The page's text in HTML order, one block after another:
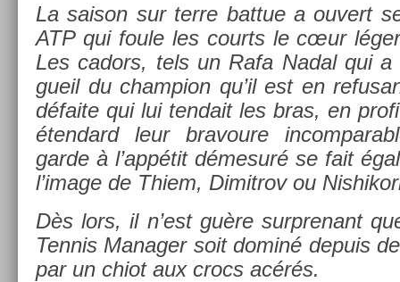
La saison sur terre bat­tue a ouvert
ATP qui foule les co­urts le cœur
Les cadors, tels un Rafa Nadal qui
gueil du champ­ion qu’il est en
défaite qui lui ten­dait les bras, en
éten­dard leur bravoure
garde à l’appétit démesuré se fait
l’image de Thiem, Di­mit­rov ou
Dès lors, il n’est guère sur­prenant
Ten­nis Man­ag­er soit dominé de­puis
par un chiot aux crocs acérés.